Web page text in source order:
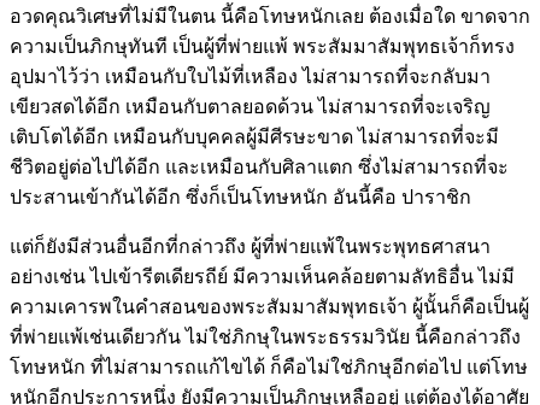
อวดคุณวิเศษที่ไม่มีในตน นี้คือโทษหนักเลย ต้องเมื่อใด ขาดจาก
ความเป็นภิกษุทันที เป็นผู้ที่พ่ายแพ้ พระสัมมาสัมพุทธเจ้าก็ทรง
อุปมาไว้ว่า เหมือนกับใบไม้ที่เหลือง ไม่สามารถที่จะกลับมา
เขียวสดได้อีก เหมือนกับตาลยอดด้วน ไม่สามารถที่จะเจริญ
เติบโตได้อีก เหมือนกับบุคคลผู้มีศีรษะขาด ไม่สามารถที่จะมี
ชีวิตอยู่ต่อไปได้อีก และเหมือนกับศิลาแตก ซึ่งไม่สามารถที่จะ
ประสานเข้ากันได้อีก ซึ่งก็เป็นโทษหนัก อันนี้คือ ปาราชิก
แต่ก็ยังมีส่วนอื่นอีกที่กล่าวถึง ผู้ที่พ่ายแพ้ในพระพุทธศาสนา
อย่างเช่น ไปเข้ารีตเดียรถีย์ มีความเห็นคล้อยตามลัทธิอื่น ไม่มี
ความเคารพในคำสอนของพระสัมมาสัมพุทธเจ้า ผู้นั้นก็คือเป็นผู้
ที่พ่ายแพ้เช่นเดียวกัน ไม่ใช่ภิกษุในพระธรรมวินัย นี้คือกล่าวถึง
โทษหนัก ที่ไม่สามารถแก้ไขได้ ก็คือไม่ใช่ภิกษุอีกต่อไป แต่โทษ
หนักอีกประการหนึ่ง ยังมีความเป็นภิกษุเหลืออยู่ แต่ต้องได้อาศัย